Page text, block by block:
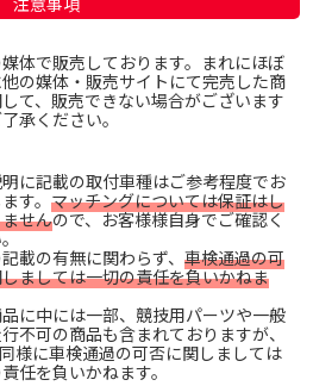
体で販売しております。まれにほぼ
の媒体・販売サイトにて完売した商
て、販売できない場合がございます
承ください。
に記載の取付車種はご参考程度でお
す。 マッチングについては保証はし
せんので、お客様様自身でご確認く
載の有無に関わらず、 車検通過の可
ましては一切の責任を負いかねま
に中には一部、競技用パーツや一般
不可の商品も含まれておりますが、
様に車検通過の可否に関しましては
任を負いかねます。